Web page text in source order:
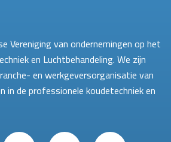
Vereniging van ondernemingen op het
en Luchtbehandeling. We zijn
en werkgeversorganisatie van
in de professionele koudetechniek en